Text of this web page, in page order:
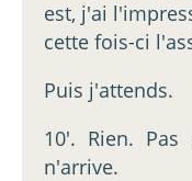
est, j'ai
cette fois-ci
Puis j'attends.
10'. Rien.
n'arrive.